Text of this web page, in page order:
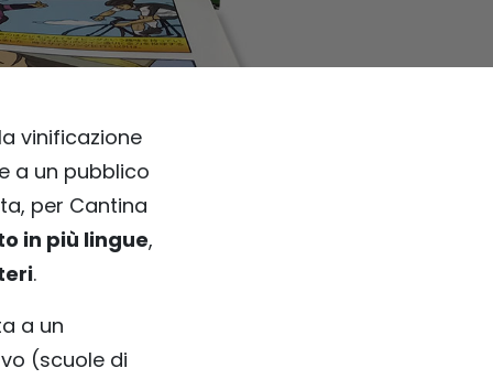
vinificazione
a un pubblico
per Cantina
in più lingue,
.
a un
(scuole di